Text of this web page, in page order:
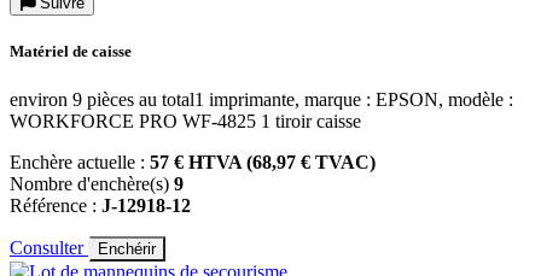
Matériel de caisse
environ 9 pièces au total1 imprimante, marque : EPSON, modèle :
WORKFORCE PRO WF-4825 1 tiroir caisse
Enchère actuelle : 57 € HTVA (68,97 € TVAC)
Nombre d'enchère(s) 9
Référence : J-12918-12
Consulter Enchérir